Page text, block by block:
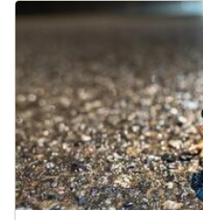
Wenn der Weiderost zur